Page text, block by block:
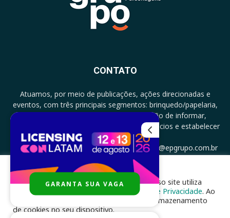
CONTATO
Atuamos, por meio de publicações, ações direcionadas e
eventos, com três principais segmentos: brinquedo/papelaria,
licenciamento e zero a três com a missão de informar,
documentar, proporcionar encontro de negócios e estabelecer
parcerias.
CONTATO: +5511994513097 - atendimento@epgrupo.com.br
SIGA-NOS
Para melhor experiência e navegação, nosso site utiliza
cookies, de acordo com a nossa
Política de Privacidade. Ao
clicar em “aceito”, você concorda com o armazenamento
de cookies no seu dispositivo.
GARANTA SUA VAGA